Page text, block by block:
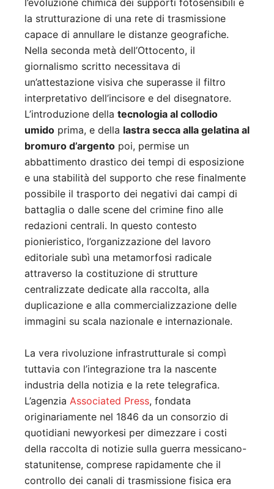
la strutturazione di una rete di trasmissione
capace di annullare le distanze geografiche.
Nella seconda metà dell’Ottocento, il
giornalismo scritto necessitava di
un’attestazione visiva che superasse il filtro
interpretativo dell’incisore e del disegnatore.
L’introduzione della tecnologia al collodio
umido prima, e della lastra secca alla gelatina al
bromuro d’argento poi, permise un
abbattimento drastico dei tempi di esposizione
e una stabilità del supporto che rese finalmente
possibile il trasporto dei negativi dai campi di
battaglia o dalle scene del crimine fino alle
redazioni centrali. In questo contesto
pionieristico, l’organizzazione del lavoro
editoriale subì una metamorfosi radicale
attraverso la costituzione di strutture
centralizzate dedicate alla raccolta, alla
duplicazione e alla commercializzazione delle
immagini su scala nazionale e internazionale.
La vera rivoluzione infrastrutturale si compì
tuttavia con l’integrazione tra la nascente
industria della notizia e la rete telegrafica.
L’agenzia Associated Press, fondata
originariamente nel 1846 da un consorzio di
quotidiani newyorkesi per dimezzare i costi
della raccolta di notizie sulla guerra messicano-
statunitense, comprese rapidamente che il
controllo dei canali di trasmissione fisica era